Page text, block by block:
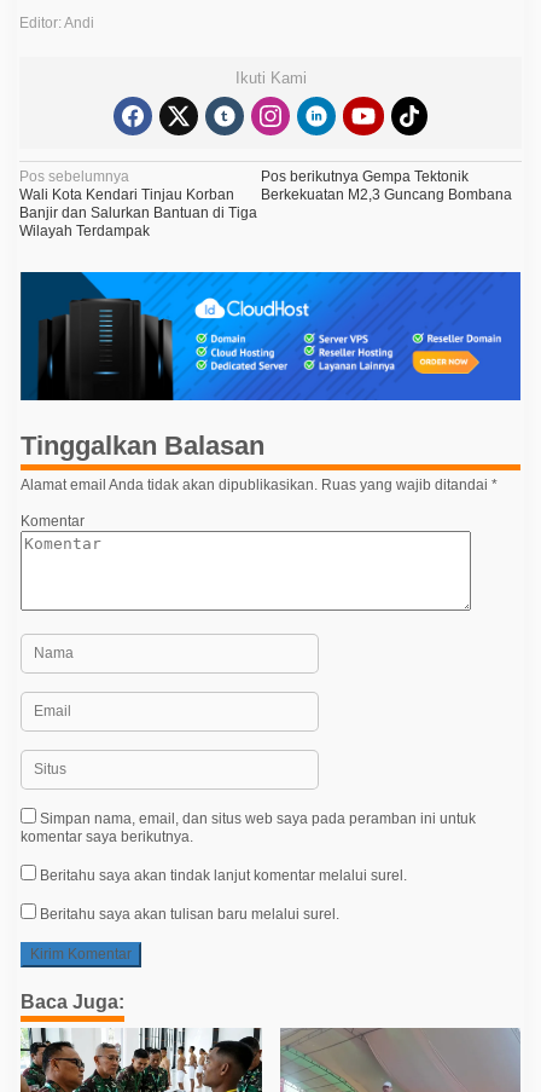
Editor: Andi
Ikuti Kami
N
a
v
i
i
p
o
s
Pos sebelumnya
Wali Kota Kendari Tinjau Korban
Banjir dan Salurkan Bantuan di Tiga
Wilayah Terdampak
Pos berikutnya Gempa Tektonik
Berkekuatan M2,3 Guncang Bombana
Tinggalkan Balasan
Alamat email Anda tidak akan dipublikasikan. Ruas yang wajib ditandai *
Komentar
Simpan nama, email, dan situs web saya pada peramban ini untuk
komentar saya berikutnya.
Beritahu saya akan tindak lanjut komentar melalui surel.
Beritahu saya akan tulisan baru melalui surel.
Baca Juga: